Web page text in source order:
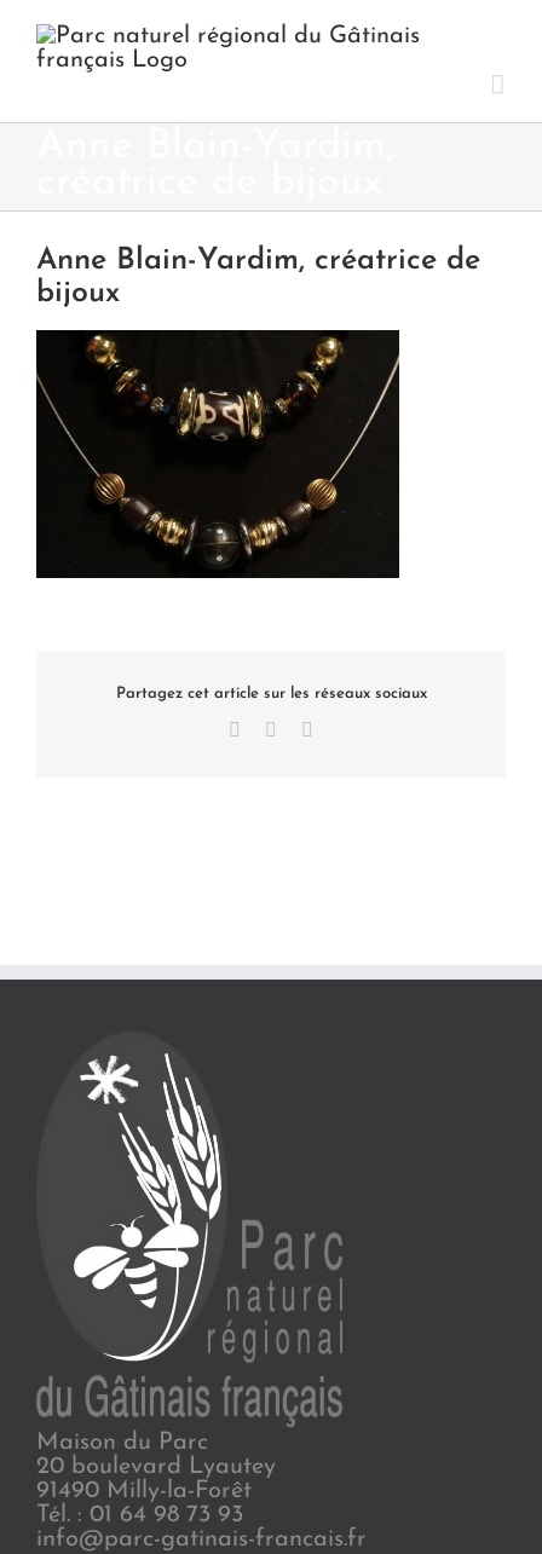
contenu
Anne Blain-Yardim, créatrice de
bijoux
Partagez cet article sur les réseaux sociaux
Facebook
Maison du Parc
20 boulevard Lyautey
91490 Milly-la-Forêt
Tél. : 01 64 98 73 93
info@parc-gatinais-francais.fr